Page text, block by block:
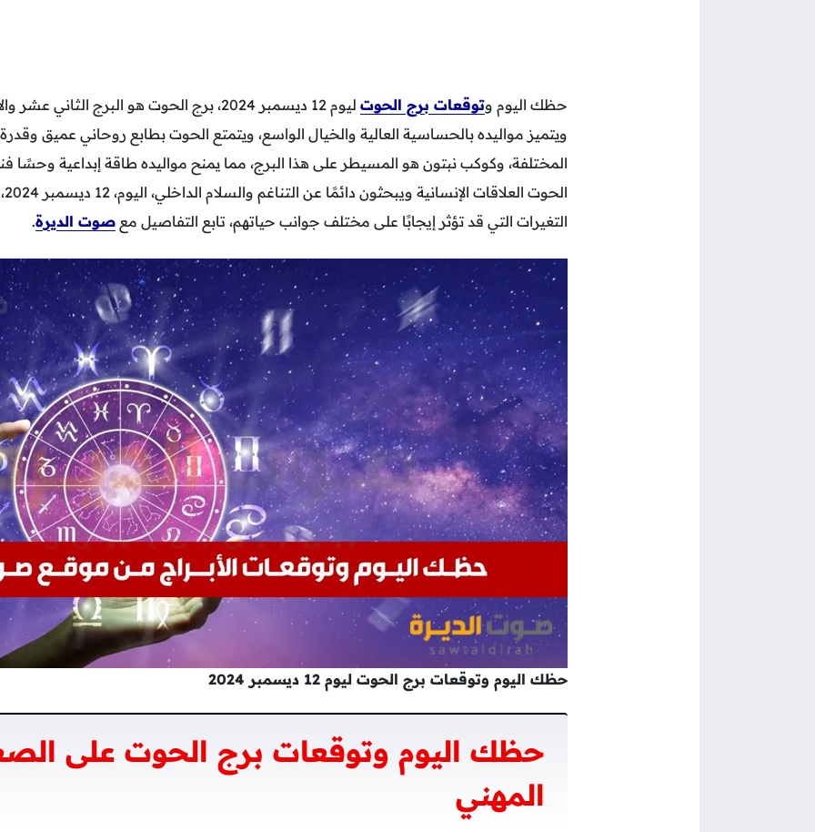
حظك اليوم وتوقعات برج الحوت
ليوم 12 ديسمبر 2024، برج الحوت هو البرج الثاني
ويتميز مواليده بالحساسية العالية والخيال الواسع، ويتمتع الحوت بطابع روحاني عميق
المختلفة، وكوكب نبتون هو المسيطر على هذا البرج، مما يمنح مواليده طاقة إبداعية وحسًا
التغيرات التي قد تؤثر إيجابًا على مختلف جوانب حياتهم، تابع التفاصيل مع صوت الديرة.
حظك اليوم وتوقعات برج الحوت ليوم 12 ديسمبر 2024
حظك اليوم وتوقعات برج الحوت على
المهني